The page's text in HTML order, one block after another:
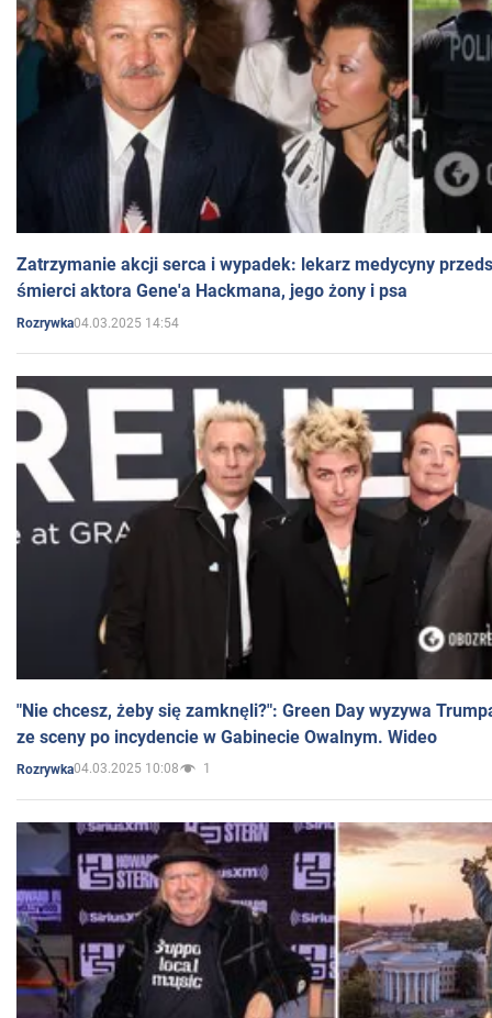
Zatrzymanie akcji serca i wypadek: lekarz medycyny
śmierci aktora Gene'a Hackmana, jego żony i psa
Rozrywka04.03.2025 14:54
"Nie chcesz, żeby się zamknęli?": Green Day wyzywa
ze sceny po incydencie w Gabinecie Owalnym. Wideo
Rozrywka04.03.2025 10:08 1